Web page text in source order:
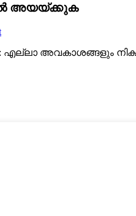
അയയ്ക്കുക
: എല്ലാ അവകാശങ്ങളും